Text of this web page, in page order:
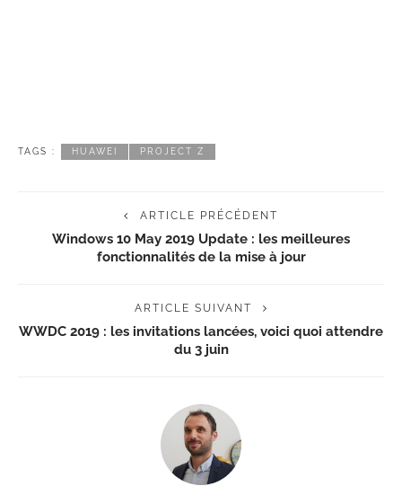
TAGS : HUAWEI PROJECT Z
ARTICLE PRÉCÉDENT
Windows 10 May 2019 Update : les meilleures
fonctionnalités de la mise à jour
ARTICLE SUIVANT
WWDC 2019 : les invitations lancées, voici quoi attendre
du 3 juin